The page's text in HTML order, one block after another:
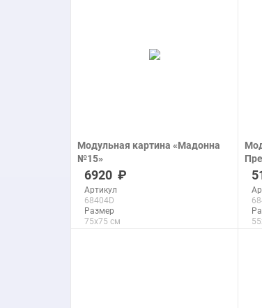
Модульная картина «Мадонна
№15»
печать на холсте
6920
Артикул
68404D
Размер
75x75 см